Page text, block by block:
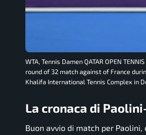
WTA, Tennis Damen QATAR OPEN
round of 32 match against of France
Khalifa International Tennis Complex in
La cronaca di
Buon avvio di match per